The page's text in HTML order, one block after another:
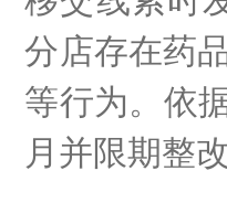
分店存在药
等行为。依
月并限期整